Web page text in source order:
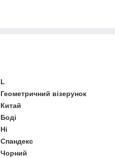
L
Геометричний візерунок
Китай
Боді
Ні
Спандекс
Чорний